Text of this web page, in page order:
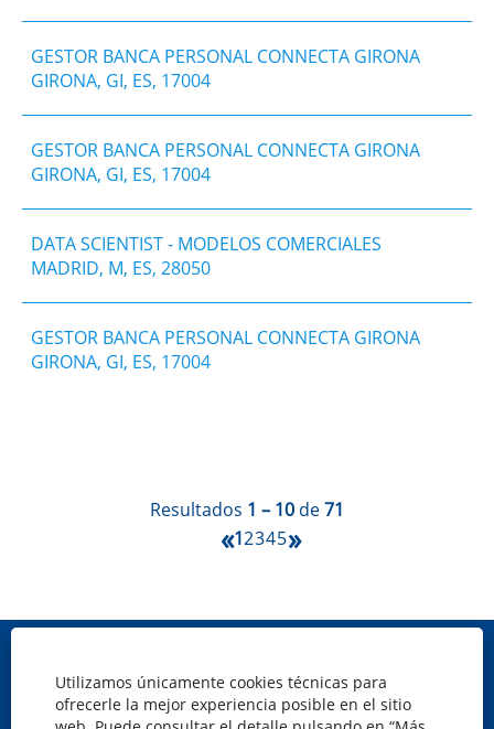
Utilizamos únicamente cookies técnicas para
ofrecerle la mejor experiencia posible en el sitio
Resultados 1 – 10 de71
«12345»
GESTOR BANCA PERSONAL CONNECTA GIRONA
GIRONA, GI, ES, 17004
​GESTOR BANCA PERSONAL CONNECTA GIRONA
GIRONA, GI, ES, 17004
DATA SCIENTIST - MODELOS COMERCIALES
MADRID, M, ES, 28050
​GESTOR BANCA PERSONAL CONNECTA GIRONA
GIRONA, GI, ES, 17004
Mapa web
Política de cookies